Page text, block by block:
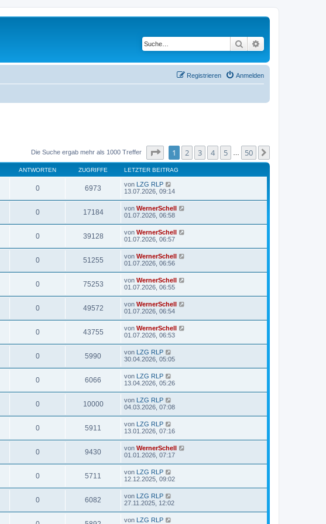
Suche
Anmelden
Registrieren
Die Suche ergab mehr als 1000 Treffer Seite von50
1 2 3 4 5 50
ANTWORTEN ZUGRIFFE LETZTER BEITRAG
0 6973 von LZG RLP
13.07.2026, 09:14
0 17184 von WernerSchell
01.07.2026, 06:58
0 39128 von WernerSchell
01.07.2026, 06:57
0 51255 von WernerSchell
01.07.2026, 06:56
0 75253 von WernerSchell
01.07.2026, 06:55
0 49572 von WernerSchell
01.07.2026, 06:54
0 43755 von WernerSchell
01.07.2026, 06:53
0 5990 von LZG RLP
30.04.2026, 05:05
0 6066 von LZG RLP
13.04.2026, 05:26
0 10000 von LZG RLP
04.03.2026, 07:08
0 5911 von LZG RLP
13.01.2026, 07:16
0 9430 von WernerSchell
01.01.2026, 07:17
0 5711 von LZG RLP
12.12.2025, 09:02
0 6082 von LZG RLP
27.11.2025, 12:02
von LZG RLP